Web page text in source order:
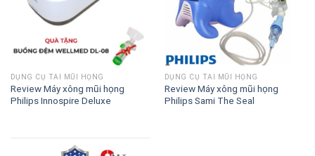
DỤNG CỤ TAI MŨI HỌNG
Review Máy xông mũi họng
Philips Innospire Deluxe
DỤNG CỤ TAI MŨI HỌNG
Review Máy xông mũi họng
Philips Sami The Seal